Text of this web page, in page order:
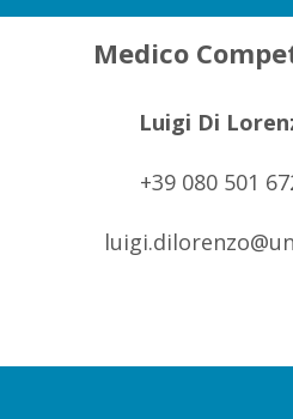
Medico
Luigi Di
+39 080 501